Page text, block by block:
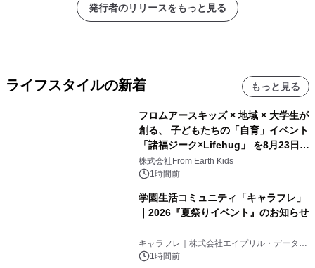
発行者のリリースをもっと見る
ライフスタイルの新着 もっと見る
フロムアースキッズ × 地域 × 大学生が
創る、 子どもたちの「自育」イベント
「諸福ジーク×Lifehug」 を8月23日
(日)開催
株式会社From Earth Kids
1時間前
学園生活コミュニティ「キャラフレ」
｜2026『夏祭りイベント』のお知らせ
キャラフレ｜株式会社エイプリル・データ・
デザインズ
1時間前